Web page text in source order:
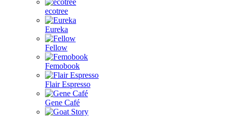
ecotree
Eureka
Fellow
Femobook
Flair Espresso
Gene Café